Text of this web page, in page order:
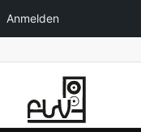
Anmelden